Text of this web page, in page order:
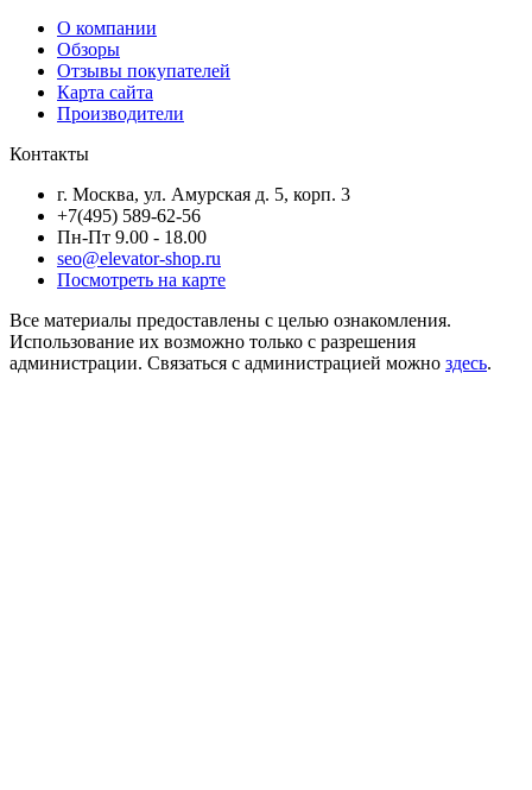
О компании
Обзоры
Отзывы покупателей
Карта сайта
Производители
Контакты
г. Москва, ул. Амурская д. 5, корп. 3
+7(495) 589-62-56
Пн-Пт 9.00 - 18.00
seo@elevator-shop.ru
Посмотреть на карте
Все материалы предоставлены с целью ознакомления.
Использование их возможно только с разрешения
администрации. Связаться с администрацией можно здесь.